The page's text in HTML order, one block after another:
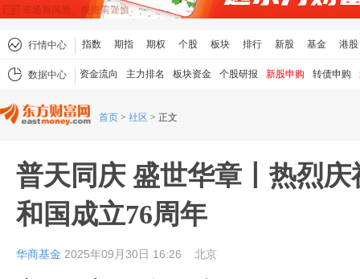
行情中心 指数 期指 期权 个股 板块 排行 新股 基金 港股
数据中心 资金流向 主力排名 板块资金 个股研报 新股申购 转债申购
首页 > 社区 > 正文
普天同庆 盛世华章丨热烈
和国成立76周年
华商基金 2025年09月30日 16:26 北京